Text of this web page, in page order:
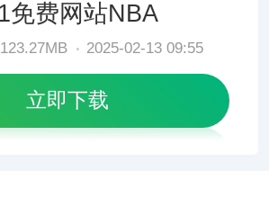
免费网站NBA
123.27MB 2025-02-13 09:55
立即下载